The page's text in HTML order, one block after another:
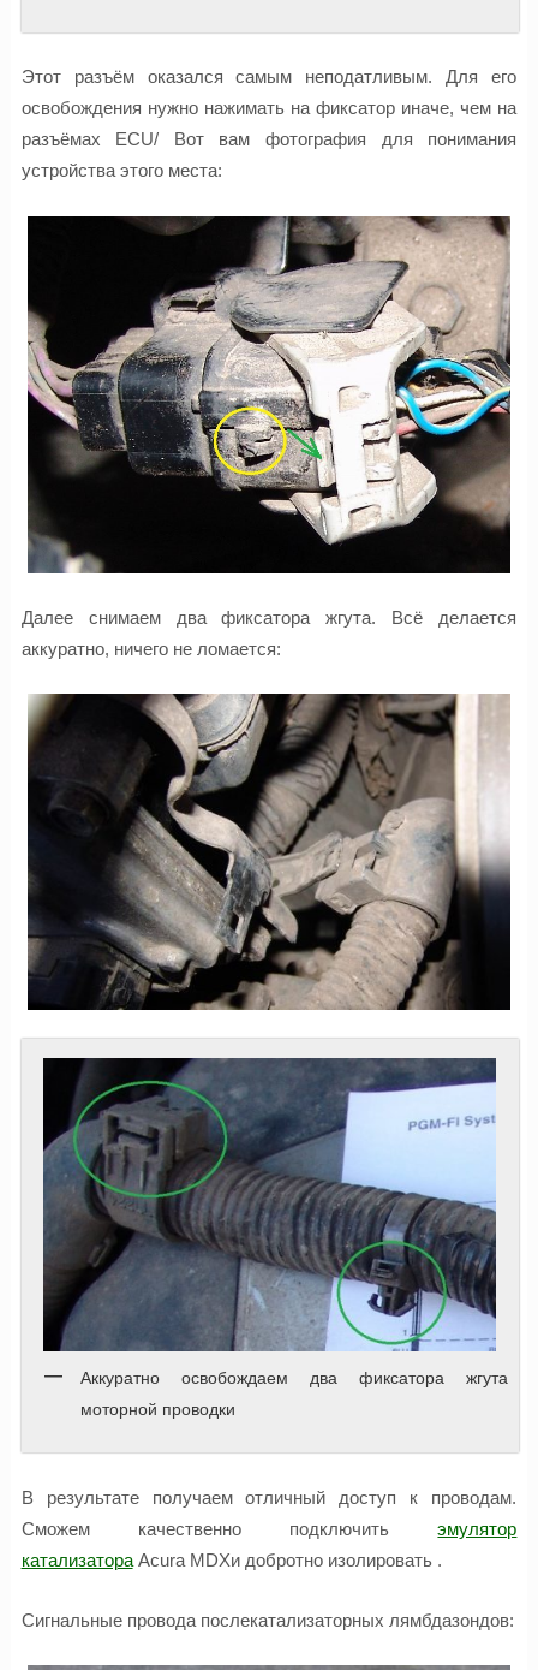
Этот разъём оказался самым неподатливым. Для его
освобождения нужно нажимать на фиксатор иначе, чем на
разъёмах ECU/ Вот вам фотография для понимания
устройства этого места:
Далее снимаем два фиксатора жгута. Всё делается
аккуратно, ничего не ломается:
Аккуратно освобождаем два фиксатора жгута
моторной проводки
В результате получаем отличный доступ к проводам.
Сможем качественно подключитьэмулятор
катализатораAcura MDXи добротно изолировать .
Сигнальные провода послекатализаторных лямбдазондов: